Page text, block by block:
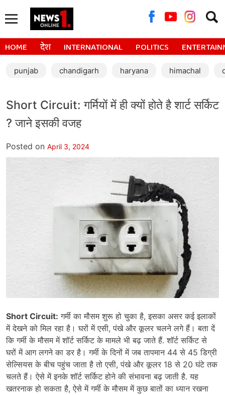
for:
HOME देश INTERNATIONAL POLITICS
punjab chandigarh haryana himachal
Short Circuit: गर्मियों में ही क्यों होते है शार्ट सर्किट
? जाने इसकी वजह
Posted on April 3, 2024
Short Circuit: गर्मी का मौसम शुरू हो चुका है, इसका असर कई इलाकों
में देखने को मिल रहा है। घरों में एसी, पंखे और कूलर चलने लगे हैं। बता दें
कि गर्मी के मौसम में शॉर्ट सर्किट के मामले भी बढ़ जाते हैं. शॉर्ट सर्किट से
घरों में आग लगने का डर है। गर्मी के दिनों में जब तापमान 44 से 45 डिग्री
सेल्सियस के बीच पहुंच जाता है तो एसी, पंखे और कूलर 18 से 20 घंटे तक
चलते हैं। ऐसे में इनके शॉर्ट सर्किट होने की संभावना बढ़ जाती है. यह
खतरनाक हो सकता है, ऐसे में गर्मी के मौसम में कुछ बातों का ध्यान रखना